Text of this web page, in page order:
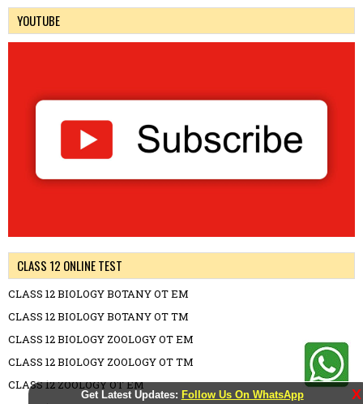
Get Latest Updates: Follow Us On WhatsApp X
YOUTUBE
CLASS 12 ONLINE TEST
CLASS 12 BIOLOGY BOTANY OT EM
CLASS 12 BIOLOGY BOTANY OT TM
CLASS 12 BIOLOGY ZOOLOGY OT EM
CLASS 12 BIOLOGY ZOOLOGY OT TM
CLASS 12 ZOOLOGY OT EM